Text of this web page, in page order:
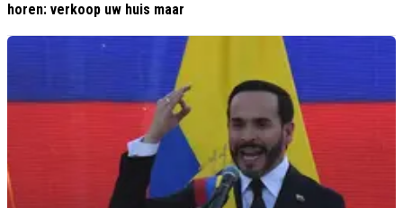
horen: verkoop uw huis maar